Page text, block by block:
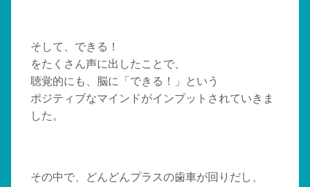
そして、できる！
をたくさん声に出したことで、
聴覚的にも、脳に「できる！」という
ポジティブなマインドがインプットされていきま
した。
その中で、どんどんプラスの歯車が回りだし、